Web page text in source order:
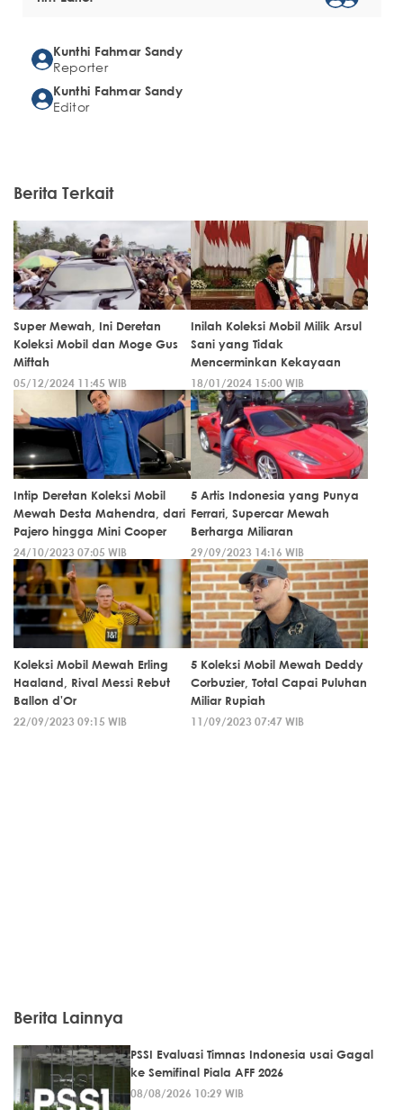
Kunthi Fahmar Sandy
Reporter
Kunthi Fahmar Sandy
Editor
Berita Terkait
Super Mewah, Ini Deretan
Koleksi Mobil dan Moge Gus
Miftah
05/12/2024 11:45 WIB
Inilah Koleksi Mobil Milik Arsul
Sani yang Tidak
Mencerminkan Kekayaan
18/01/2024 15:00 WIB
Intip Deretan Koleksi Mobil
Mewah Desta Mahendra, dari
Pajero hingga Mini Cooper
24/10/2023 07:05 WIB
5 Artis Indonesia yang Punya
Ferrari, Supercar Mewah
Berharga Miliaran
29/09/2023 14:16 WIB
Koleksi Mobil Mewah Erling
Haaland, Rival Messi Rebut
Ballon d'Or
22/09/2023 09:15 WIB
5 Koleksi Mobil Mewah Deddy
Corbuzier, Total Capai Puluhan
Miliar Rupiah
11/09/2023 07:47 WIB
Berita Lainnya
PSSI Evaluasi Timnas Indonesia usai Gagal
ke Semifinal Piala AFF 2026
08/08/2026 10:29 WIB